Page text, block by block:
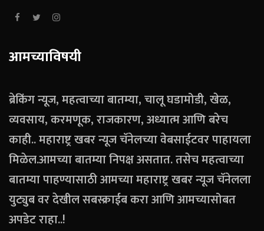
आमच्याविषयी
ब्रेकिंग न्यूज, महत्वाच्या बातम्या, चालू घडामोडी, खेळ,
व्यवसाय, करमणूक, राजकारण, अध्यात्म आणि बरेच
काही.. महाराष्ट्र खबर न्यूज चॅनेलच्या वेबसाईटवर पाहायला
मिळेल.आमच्या बातम्या निपक्ष असतात. तसेच महत्वाच्या
बातम्या पाहण्यासाठी आमच्या महाराष्ट्र खबर न्यूज चॅनेलला
युट्युब वर देखील सबस्क्राईब करा आणि आमच्यासोबत
अपडेट राहा..!